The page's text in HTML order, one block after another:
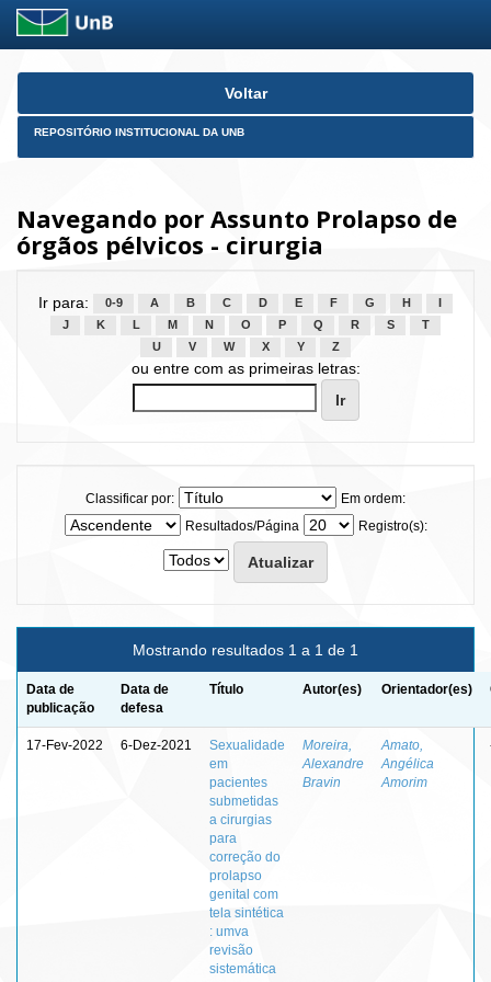
Skip
Voltar
REPOSITÓRIO INSTITUCIONAL DA UNB
Navegando por Assunto Prolapso de
órgãos pélvicos - cirurgia
Ir para: 0-9 A B C D E F G H
J
K L M N O P Q R S
T
U
V W X Y Z
ou entre com as primeiras letras:
Classificar por:
Em ordem:
Resultados/Página
Registro(s):
Mostrando resultados 1 a 1 de 1
Data de
publicação
Data de
defesa
Título Autor(es) Orientador(es)
17-Fev-2022 6-Dez-2021
Sexualidade
em
pacientes
submetidas
a cirurgias
para
correção do
prolapso
genital com
tela sintética
: umva
revisão
sistemática
Moreira,
Alexandre
Bravin
Amato,
Angélica
Amorim